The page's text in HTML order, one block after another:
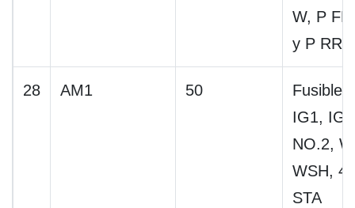
W, P
y P RR
28 AM1 50
Fusibles
IG1, IG1
NO.2,
WSH,
STA